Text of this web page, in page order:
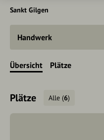
Sankt Gilgen
Handwerk
Übersicht Plätze
Plätze Alle (6)